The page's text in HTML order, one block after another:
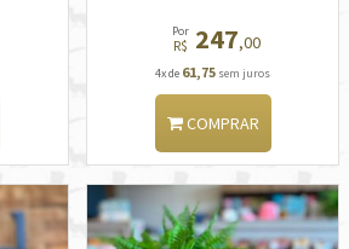
Por
R$ 247,00
4x de 61,75 sem juros
COMPRAR